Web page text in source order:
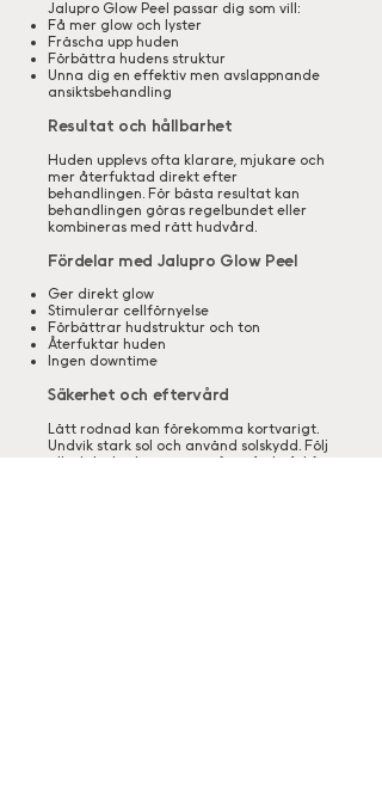
Jalupro Glow Peel passar dig som vill:
Få mer glow och lyster
Fräscha upp huden
Förbättra hudens struktur
Unna dig en effektiv men avslappnande
ansiktsbehandling
Resultat och hållbarhet
Huden upplevs ofta klarare, mjukare och
mer återfuktad direkt efter
behandlingen. För bästa resultat kan
behandlingen göras regelbundet eller
kombineras med rätt hudvård.
Fördelar med Jalupro Glow Peel
Ger direkt glow
Stimulerar cellförnyelse
Förbättrar hudstruktur och ton
Återfuktar huden
Ingen downtime
Säkerhet och eftervård
Lätt rodnad kan förekomma kortvarigt.
Undvik stark sol och använd solskydd. Följ
alltid din hudterapeuts eftervårdsråd för